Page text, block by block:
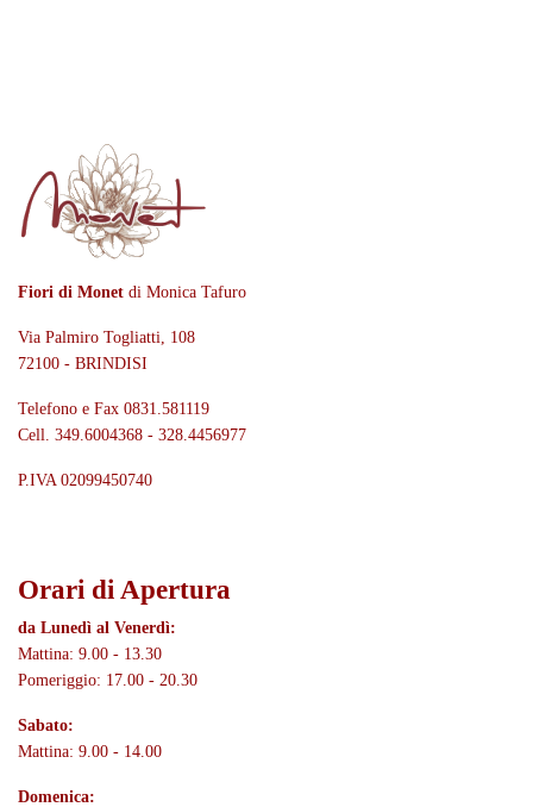
Fiori di Monet di Monica Tafuro
Via Palmiro Togliatti, 108
72100 - BRINDISI
Telefono e Fax 0831.581119
Cell. 349.6004368 - 328.4456977
P.IVA 02099450740
Orari di Apertura
da Lunedì al Venerdì:
Mattina: 9.00 - 13.30
Pomeriggio: 17.00 - 20.30
Sabato:
Mattina: 9.00 - 14.00
Domenica: